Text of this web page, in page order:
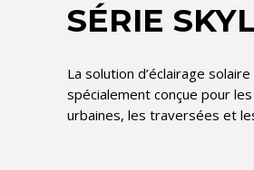
SÉRIE
La solution d’éclairage
spécialement conçue pour
urbaines, les traversées et